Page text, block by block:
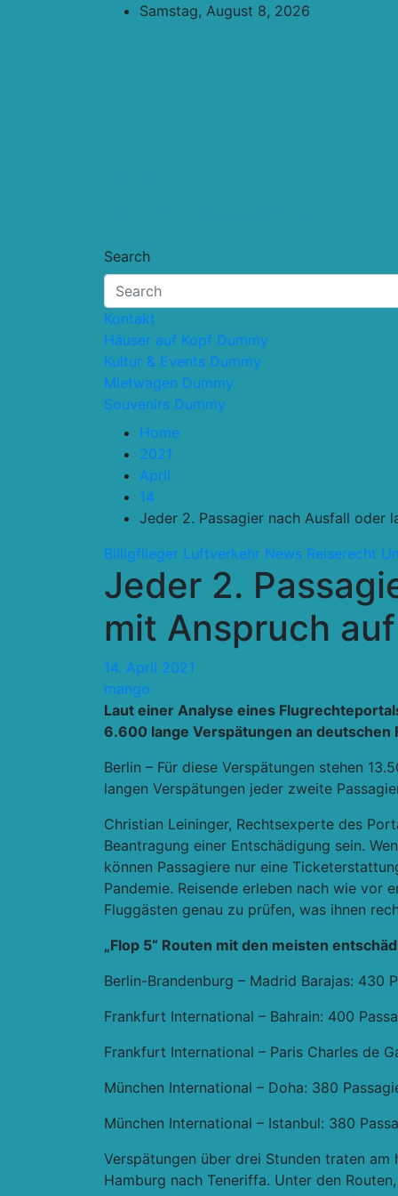
Samstag, August 8, 2026
Search
Kontakt
Häuser auf Kopf Dummy
Kultur & Events Dummy
Mietwagen Dummy
Souvenirs Dummy
Home
2021
April
14
Jeder 2. Passagier nach Ausfall oder
Billigflieger Luftverkehr News Reiserecht
Jeder 2.
mit Anspruch
14. April 2021
mango
Laut einer Analyse eines
6.600 lange Verspätungen an deutschen
Berlin – Für diese Verspätungen stehen
langen Verspätungen jeder zweite
Christian Leininger, Rechtsexperte des
Beantragung einer Entschädigung sein.
können Passagiere nur eine
Pandemie. Reisende erleben nach wie vor
Fluggästen genau zu prüfen, was ihnen
„Flop 5“ Routen mit den meisten
Berlin-Brandenburg – Madrid Barajas: 430
Frankfurt International – Bahrain: 400
Frankfurt International – Paris Charles de
München International – Doha: 380
München International – Istanbul: 380
Verspätungen über drei Stunden traten
Hamburg nach Teneriffa. Unter den